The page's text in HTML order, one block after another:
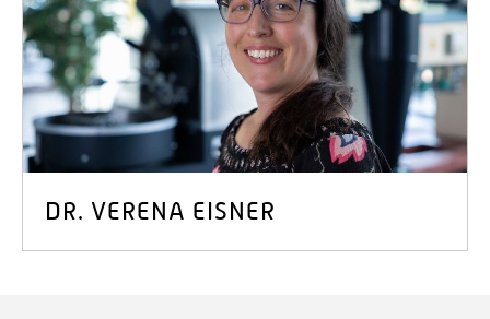
DR. VERENA EISNER